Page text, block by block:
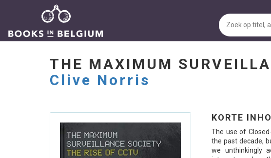
THE MAXIMUM
Clive Norris
KORTE
The use of
the past decade,
we unthinkingly